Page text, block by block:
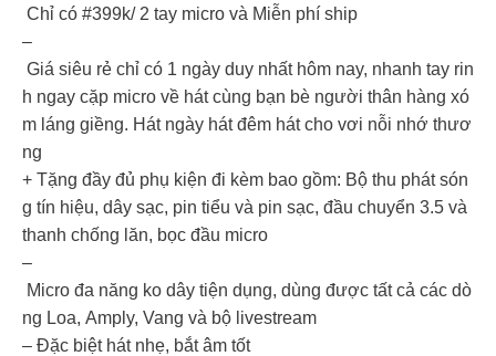
Chỉ có #399k/ 2 tay micro và Miễn phí ship
–
Giá siêu rẻ chỉ có 1 ngày duy nhất hôm nay, nhanh tay rin
h ngay cặp micro về hát cùng bạn bè người thân hàng xó
m láng giềng. Hát ngày hát đêm hát cho vơi nỗi nhớ thươ
ng
+ Tặng đầy đủ phụ kiện đi kèm bao gồm: Bộ thu phát són
g tín hiệu, dây sạc, pin tiểu và pin sạc, đầu chuyển 3.5 và
thanh chống lăn, bọc đầu micro
–
Micro đa năng ko dây tiện dụng, dùng được tất cả các dò
ng Loa, Amply, Vang và bộ livestream
– Đặc biệt hát nhẹ, bắt âm tốt